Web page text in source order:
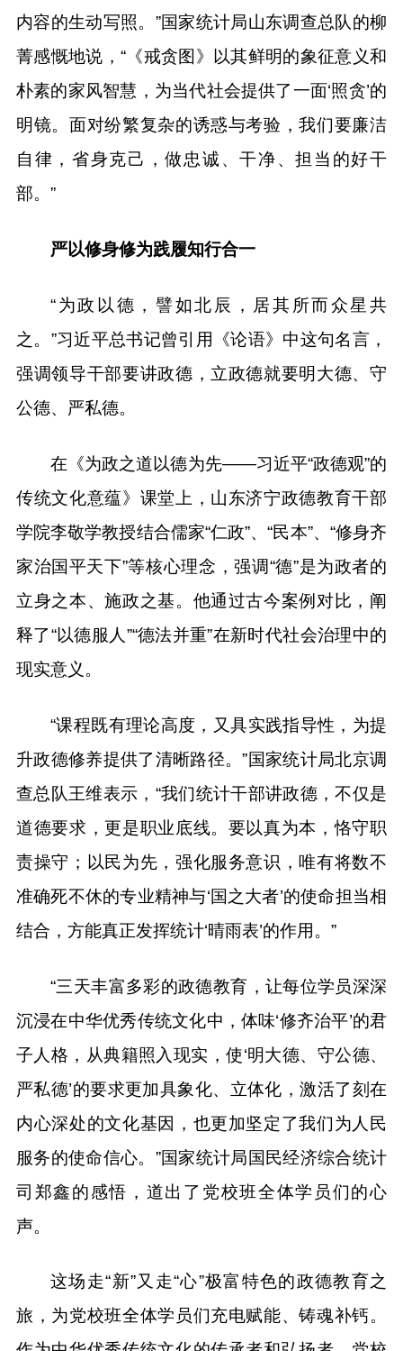
内容的生动写照。”国家统计局山东调查总队的柳
菁感慨地说，“《戒贪图》以其鲜明的象征意义和
朴素的家风智慧，为当代社会提供了一面‘照贪’的
明镜。面对纷繁复杂的诱惑与考验，我们要廉洁
自律，省身克己，做忠诚、干净、担当的好干
部。”
严以修身修为践履知行合一
“为政以德，譬如北辰，居其所而众星共
之。”习近平总书记曾引用《论语》中这句名言，
强调领导干部要讲政德，立政德就要明大德、守
公德、严私德。
在《为政之道以德为先——习近平“政德观”的
传统文化意蕴》课堂上，山东济宁政德教育干部
学院李敬学教授结合儒家“仁政”、“民本”、“修身齐
家治国平天下”等核心理念，强调“德”是为政者的
立身之本、施政之基。他通过古今案例对比，阐
释了“以德服人”“德法并重”在新时代社会治理中的
现实意义。
“课程既有理论高度，又具实践指导性，为提
升政德修养提供了清晰路径。”国家统计局北京调
查总队王维表示，“我们统计干部讲政德，不仅是
道德要求，更是职业底线。要以真为本，恪守职
责操守；以民为先，强化服务意识，唯有将数不
准确死不休的专业精神与‘国之大者’的使命担当相
结合，方能真正发挥统计‘晴雨表’的作用。”
“三天丰富多彩的政德教育，让每位学员深深
沉浸在中华优秀传统文化中，体味‘修齐治平’的君
子人格，从典籍照入现实，使‘明大德、守公德、
严私德’的要求更加具象化、立体化，激活了刻在
内心深处的文化基因，也更加坚定了我们为人民
服务的使命信心。”国家统计局国民经济综合统计
司郑鑫的感悟，道出了党校班全体学员们的心
声。
这场走“新”又走“心”极富特色的政德教育之
旅，为党校班全体学员们充电赋能、铸魂补钙。